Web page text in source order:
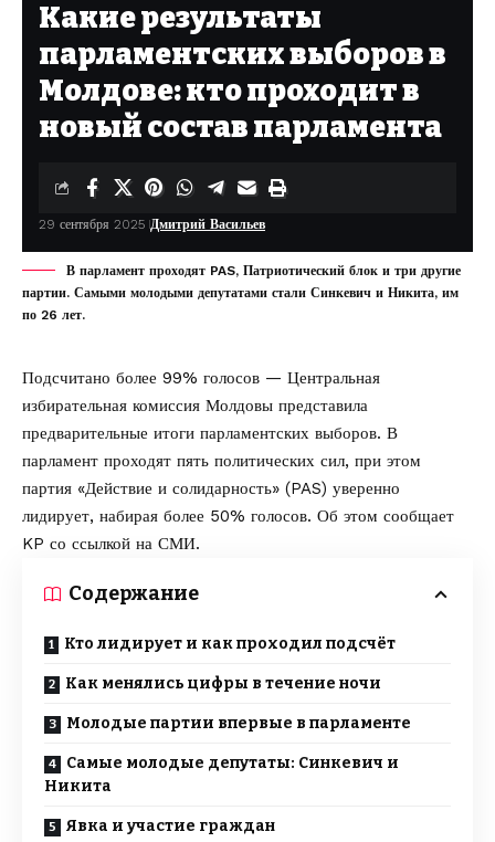
Какие результаты
парламентских выборов в
Молдове: кто проходит в
новый состав парламента
29 сентября 2025 Дмитрий Васильев
В парламент проходят PAS, Патриотический блок и три другие
партии. Самыми молодыми депутатами стали Синкевич и Никита, им
по 26 лет.
Подсчитано более 99% голосов — Центральная
избирательная комиссия Молдовы представила
предварительные итоги парламентских выборов. В
парламент проходят пять политических сил, при этом
партия «Действие и солидарность» (PAS) уверенно
лидирует, набирая более 50% голосов. Об этом сообщает
KP со ссылкой на СМИ.
Содержание
Кто лидирует и как проходил подсчёт
Как менялись цифры в течение ночи
Молодые партии впервые в парламенте
Самые молодые депутаты: Синкевич и
Никита
Явка и участие граждан